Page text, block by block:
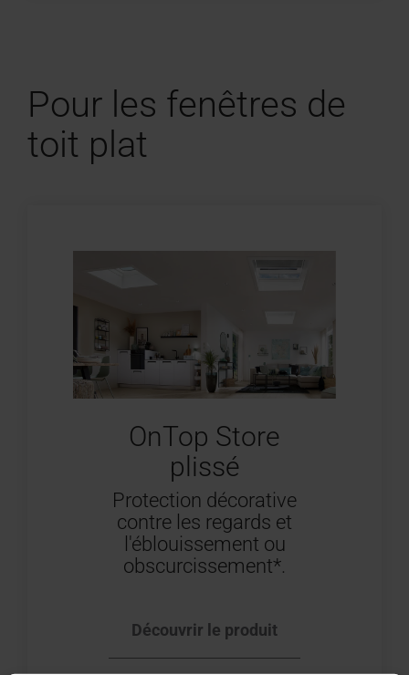
Pour les fenêtres de
toit plat
OnTop Store
plissé
Protection décorative
contre les regards et
l'éblouissement ou
obscurcissement*.
Découvrir le produit